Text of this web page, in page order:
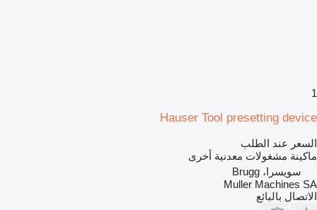
1
Hauser Tool presetting device
السعر عند الطلب
ماكينة مشغولات معدنية أخرى
سويسرا، Brugg
Muller Machines SA
الاتصال بالبائع